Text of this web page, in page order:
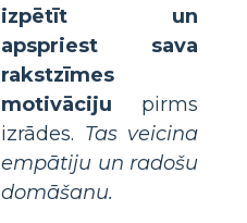
izpētīt un
apspriest sava
rakstzīmes
motivāciju pirms
izrādes. Tas veicina
empātiju un radošu
domāšanu.